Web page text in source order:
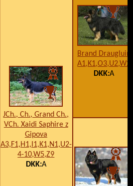
JCh., Ch., Grand Ch.,
VCh. Xaidi Saphire z
Gipova
A3,F1,H1,I1,K1,N1,U2-
4-10,W5,Z9
DKK:A
Brand Draugluin
A1,K1,O3,U2,W2
DKK:A